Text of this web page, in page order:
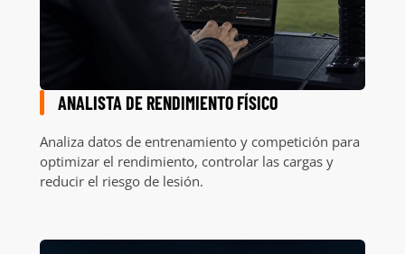
ANALISTA DE RENDIMIENTO FÍSICO
Analiza datos de entrenamiento y competición para
optimizar el rendimiento, controlar las cargas y
reducir el riesgo de lesión.